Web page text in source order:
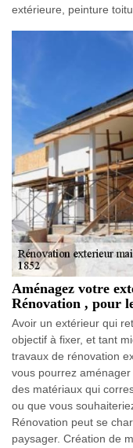
extérieure, peinture
Aménagez votre
Rénovation , pour
Avoir un extérieur qui
objectif à fixer, et tant
travaux de rénovation
vous pourrez
des matériaux qui
ou que vous
Rénovation peut se
paysager. Création de